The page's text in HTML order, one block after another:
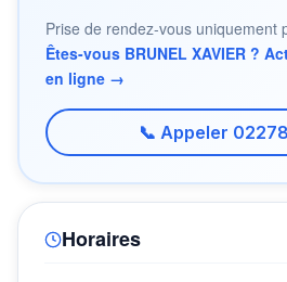
Prise de rendez-vous uniquement
Êtes-vous BRUNEL XAVIER ?
en ligne →
📞 Appeler
Horaires